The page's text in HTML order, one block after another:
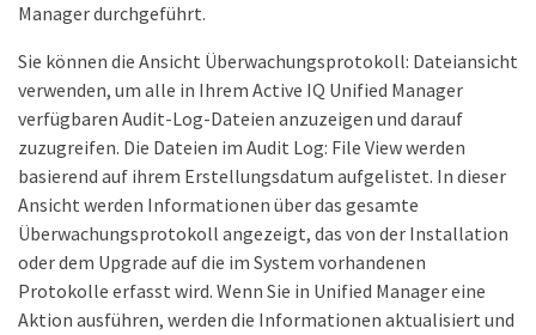
Manager durchgeführt.
Sie können die Ansicht Überwachungsprotokoll: Dateiansicht
verwenden, um alle in Ihrem Active IQ Unified Manager
verfügbaren Audit-Log-Dateien anzuzeigen und darauf
zuzugreifen. Die Dateien im Audit Log: File View werden
basierend auf ihrem Erstellungsdatum aufgelistet. In dieser
Ansicht werden Informationen über das gesamte
Überwachungsprotokoll angezeigt, das von der Installation
oder dem Upgrade auf die im System vorhandenen
Protokolle erfasst wird. Wenn Sie in Unified Manager eine
Aktion ausführen, werden die Informationen aktualisiert und